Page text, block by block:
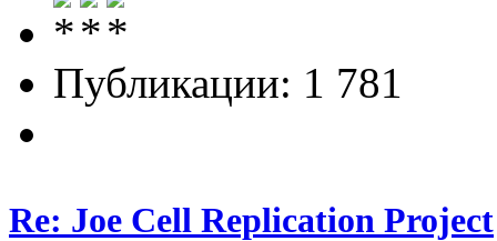
Публикации: 1 781
Re: Joe Cell Replication Project